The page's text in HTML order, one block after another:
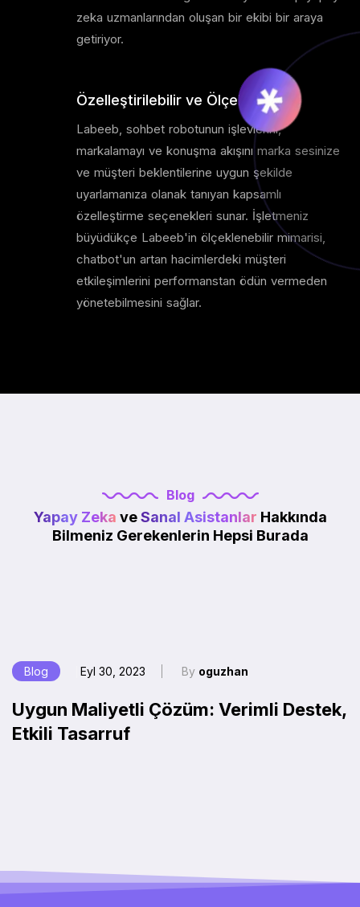
zeka uzmanlarından oluşan bir ekibi bir araya
getiriyor.
Özelleştirilebilir ve Ölçeklenebilir
Labeeb, sohbet robotunun işlevlerini,
markalamayı ve konuşma akışını marka sesinize
ve müşteri beklentilerine uygun şekilde
uyarlamanıza olanak tanıyan kapsamlı
özelleştirme seçenekleri sunar. İşletmeniz
büyüdükçe Labeeb'in ölçeklenebilir mimarisi,
chatbot'un artan hacimlerdeki müşteri
etkileşimlerini performanstan ödün vermeden
yönetebilmesini sağlar.
Blog
Yapay Zeka veSanal Asistanlar Hakkında
Bilmeniz Gerekenlerin Hepsi Burada
Blog Eyl 30, 2023 By oguzhan
Uygun Maliyetli Çözüm: Verimli Destek,
Etkili Tasarruf